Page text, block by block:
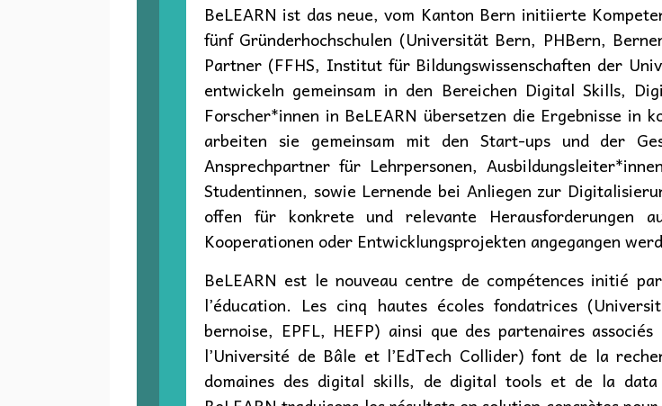
BeLEARN ist das neue, vom Kanton Bern initiierte
fünf Gründerhochschulen (Universität Bern, PHBern,
Partner (FFHS, Institut für Bildungswissenschaften der
entwickeln gemeinsam in den Bereichen Digital Skills,
Forscher*innen in BeLEARN übersetzen die Ergebnisse in
arbeiten sie gemeinsam mit den Start-ups und der
Ansprechpartner für Lehrpersonen,
Studentinnen, sowie Lernende bei Anliegen zur
offen für konkrete und relevante Herausforderungen
Kooperationen oder Entwicklungsprojekten angegangen
BeLEARN est le nouveau centre de compétences initié
l’éducation. Les cinq hautes écoles fondatrices
bernoise, EPFL, HEFP) ainsi que des partenaires
l’Université de Bâle et l’EdTech Collider) font de la
domaines des digital skills, de digital tools et de la data